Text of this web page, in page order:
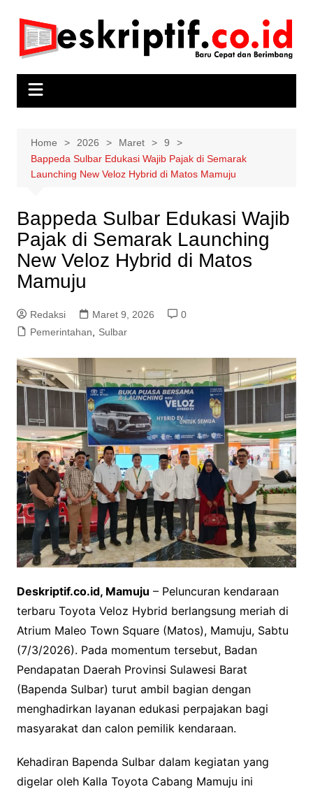
content
Home 2026 Maret
9
Bappeda Sulbar Edukasi Wajib Pajak di Semarak
Launching New Veloz Hybrid di Matos Mamuju
Bappeda Sulbar Edukasi Wajib
Pajak di Semarak Launching
New Veloz Hybrid di Matos
Mamuju
Redaksi Maret 9, 2026
0
Pemerintahan
Sulbar
Deskriptif.co.id, Mamuju – Peluncuran kendaraan
terbaru Toyota Veloz Hybrid berlangsung meriah di
Atrium Maleo Town Square (Matos), Mamuju, Sabtu
(7/3/2026). Pada momentum tersebut, Badan
Pendapatan Daerah Provinsi Sulawesi Barat
(Bapenda Sulbar) turut ambil bagian dengan
menghadirkan layanan edukasi perpajakan bagi
masyarakat dan calon pemilik kendaraan.
Kehadiran Bapenda Sulbar dalam kegiatan yang
digelar oleh Kalla Toyota Cabang Mamuju ini